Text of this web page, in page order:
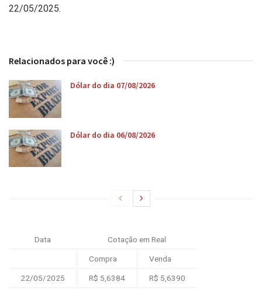
22/05/2025.
Relacionados para você :)
Dólar do dia 07/08/2026
Dólar do dia 06/08/2026
Data Cotação em Real
Compra Venda
22/05/2025 R$ 5,6384 R$ 5,6390